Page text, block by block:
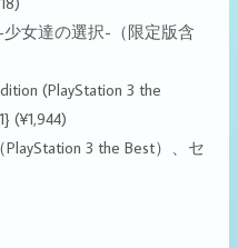
-少女達の選択-（限定版含
(PlayStation 3 the
(¥1,944)
3 the Best）、セ